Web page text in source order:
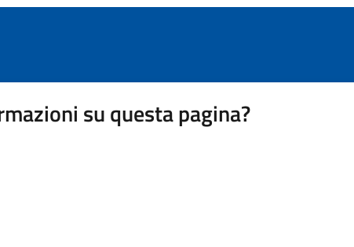
su questa pagina?